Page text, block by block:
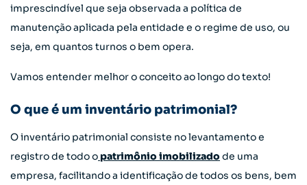
imprescindível que seja observada a política de
manutenção aplicada pela entidade e o regime de uso, ou
seja, em quantos turnos o bem opera.
Vamos entender melhor o conceito ao longo do texto!
O que é um inventário patrimonial?
O inventário patrimonial consiste no levantamento e
registro de todo o patrimônio imobilizado de uma
empresa, facilitando a identificação de todos os bens, bem